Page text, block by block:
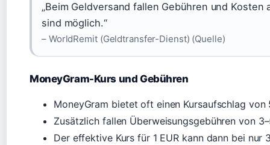
„Beim Geldversand fallen Gebühren und
sind möglich.“
– WorldRemit (Geldtransfer-Dienst) (Quelle)
MoneyGram-Kurs und Gebühren
MoneyGram bietet oft einen Kursaufschlag von
Zusätzlich fallen Überweisungsgebühren von
Der effektive Kurs für 1 EUR kann dann bei nur